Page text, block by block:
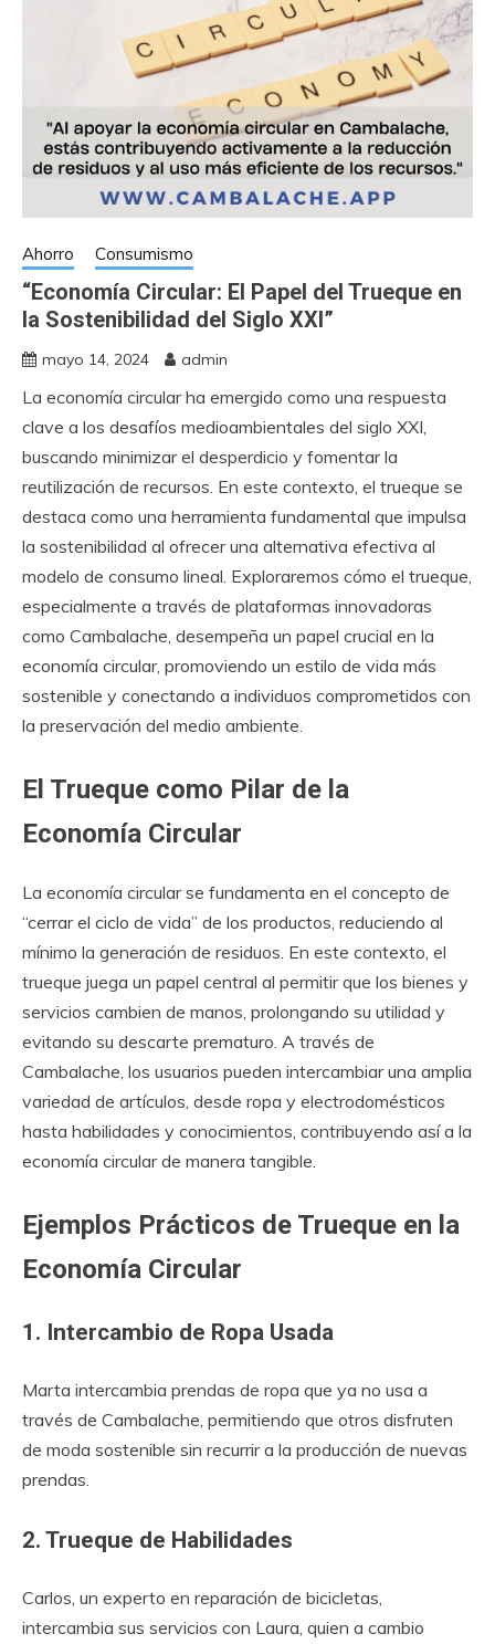
Ahorro Consumismo
“Economía Circular: El Papel del Trueque en
la Sostenibilidad del Siglo XXI”
mayo 14, 2024 admin
La economía circular ha emergido como una respuesta
clave a los desafíos medioambientales del siglo XXI,
buscando minimizar el desperdicio y fomentar la
reutilización de recursos. En este contexto, el trueque se
destaca como una herramienta fundamental que impulsa
la sostenibilidad al ofrecer una alternativa efectiva al
modelo de consumo lineal. Exploraremos cómo el trueque,
especialmente a través de plataformas innovadoras
como Cambalache, desempeña un papel crucial en la
economía circular, promoviendo un estilo de vida más
sostenible y conectando a individuos comprometidos con
la preservación del medio ambiente.
El Trueque como Pilar de la
Economía Circular
La economía circular se fundamenta en el concepto de
“cerrar el ciclo de vida” de los productos, reduciendo al
mínimo la generación de residuos. En este contexto, el
trueque juega un papel central al permitir que los bienes y
servicios cambien de manos, prolongando su utilidad y
evitando su descarte prematuro. A través de
Cambalache, los usuarios pueden intercambiar una amplia
variedad de artículos, desde ropa y electrodomésticos
hasta habilidades y conocimientos, contribuyendo así a la
economía circular de manera tangible.
Ejemplos Prácticos de Trueque en la
Economía Circular
1. Intercambio de Ropa Usada
Marta intercambia prendas de ropa que ya no usa a
través de Cambalache, permitiendo que otros disfruten
de moda sostenible sin recurrir a la producción de nuevas
prendas.
2. Trueque de Habilidades
Carlos, un experto en reparación de bicicletas,
intercambia sus servicios con Laura, quien a cambio